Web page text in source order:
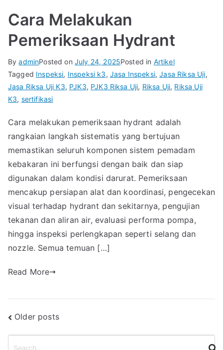
Cara Melakukan
Pemeriksaan Hydrant
ByadminPosted on July 24, 2025Posted in Artikel
Tagged Inspeksi, Inspeksi k3, Jasa Inspeksi,Jasa Riksa Uji,
Jasa Riksa Uji K3, PJK3, PJK3 Riksa Uji, Riksa Uji, Riksa Uji
K3, sertifikasi
Cara melakukan pemeriksaan hydrant adalah
rangkaian langkah sistematis yang bertujuan
memastikan seluruh komponen sistem pemadam
kebakaran ini berfungsi dengan baik dan siap
digunakan dalam kondisi darurat. Pemeriksaan
mencakup persiapan alat dan koordinasi, pengecekan
visual terhadap hydrant dan sekitarnya, pengujian
tekanan dan aliran air, evaluasi performa pompa,
hingga inspeksi perlengkapan seperti selang dan
nozzle. Semua temuan […]
Read More
Posts
navigation
Older posts